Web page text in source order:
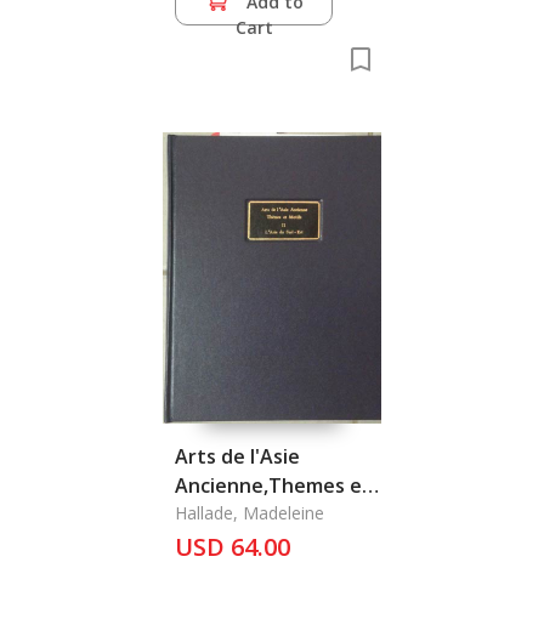
Cart
Arts de l'Asie
Ancienne,Themes et
Motifs: II l'Asie du
Sud-Est
Hallade, Madeleine
USD 64.00